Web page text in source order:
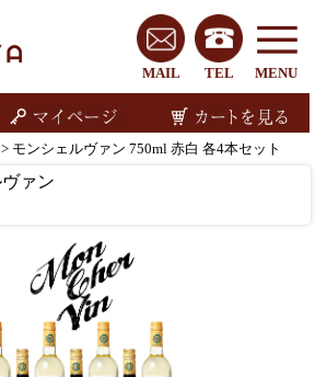
MENU
TEL
MAIL
> モンシェルヴァン 750ml 赤白 各4本セット